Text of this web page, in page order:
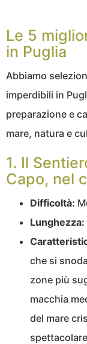
Le 5
in Puglia
Abbiamo
imperdibili in
preparazione e
mare, natura e
1. Il
Capo, nel
Difficoltà:
Lunghezza:
che si
zone più
macchia
del mare